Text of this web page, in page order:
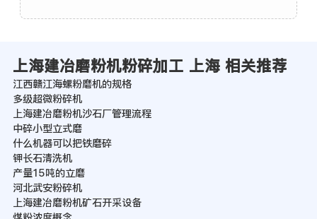
上海建冶磨粉机粉碎加工 上海 相关推荐
江西赣江海螺粉磨机的规格
多级超微粉碎机
上海建冶磨粉机沙石厂管理流程
中碎小型立式磨
什么机器可以把铁磨碎
钾长石清洗机
产量15吨的立磨
河北武安粉碎机
上海建冶磨粉机矿石开采设备